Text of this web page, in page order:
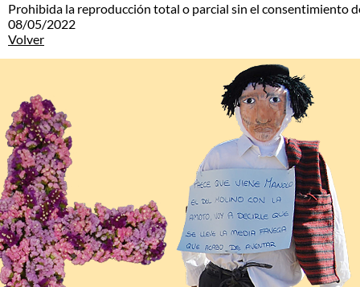
Prohibida la reproducción total o parcial sin el consentimiento
08/05/2022
Volver